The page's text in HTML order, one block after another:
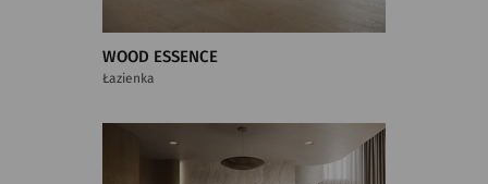
WOOD ESSENCE
Łazienka